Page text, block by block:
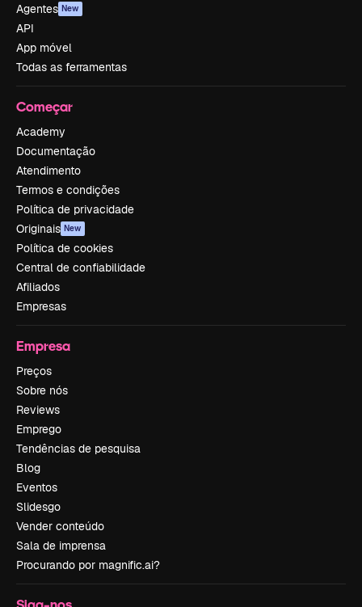
Agentes New
API
App móvel
Todas as ferramentas
Começar
Academy
Documentação
Atendimento
Termos e condições
Política de privacidade
Originais New
Política de cookies
Central de confiabilidade
Afiliados
Empresas
Empresa
Preços
Sobre nós
Reviews
Emprego
Tendências de pesquisa
Blog
Eventos
Slidesgo
Vender conteúdo
Sala de imprensa
Procurando por magnific.ai?